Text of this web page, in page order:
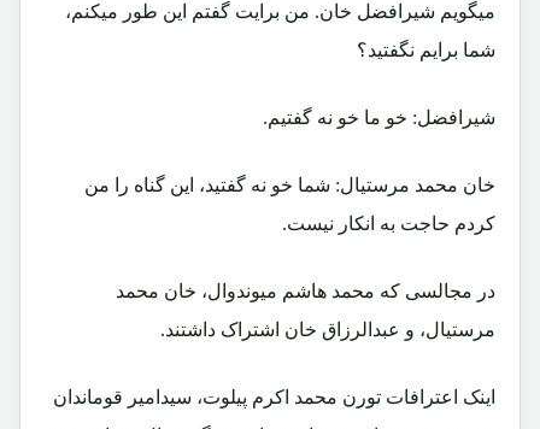
میگویم شیرافضل خان. من برایت گفتم این طور میکنم،
شما برایم نگفتید؟
شیرافضل: خو ما خو نه گفتیم.
خان محمد مرستیال: شما خو نه گفتید، این گناه را من
کردم حاجت به انکار نیست.
در مجالسی که محمد هاشم میوندوال، خان محمد
مرستیال، و عبدالرزاق خان اشتراک داشتند.
اینک اعترافات تورن محمد اکرم پیلوت، سیدامیر قوماندان